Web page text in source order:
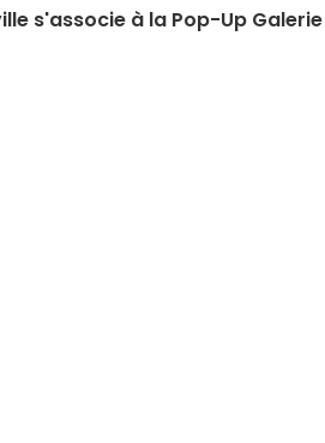
s'associe à la Pop-Up Galerie